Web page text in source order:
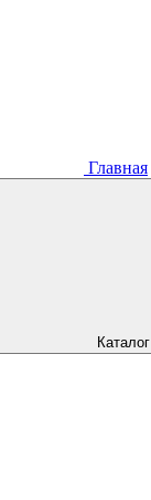
Главная
Каталог